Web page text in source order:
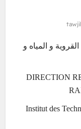
و المياه و
DIRECTION
Institut des